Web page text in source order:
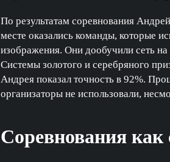
По результатам соревнования
месте оказались команды, которые
изображения. Они дообучили сеть на
Системы золотого и серебряного
Андрея показал точность в 92%.
организаторы не использовали,
Соревнования как